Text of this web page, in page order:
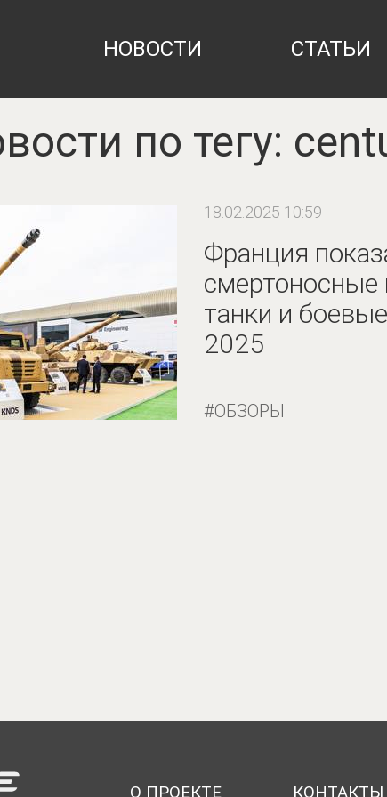
НОВОСТИ СТАТЬИ
по тегу:
18.02.2025 10:59
Франция
смертоносные
танки и
2025
ОБЗОРЫ
О ПРОЕКТЕ КОНТАКТЫ